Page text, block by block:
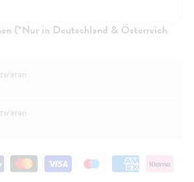
(*Nur in Deutschland & Österreich